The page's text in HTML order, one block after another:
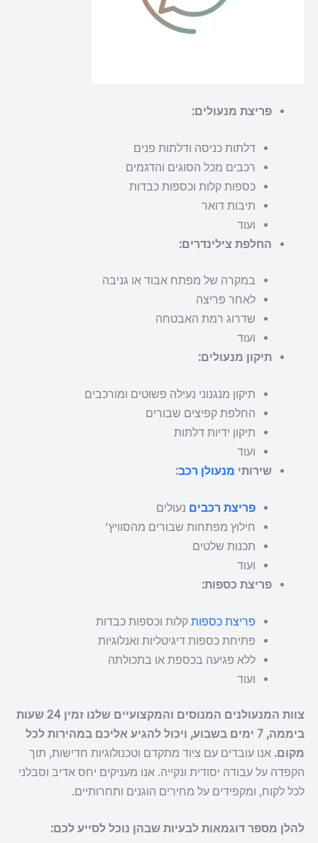
פריצת מנעולים:
דלתות כניסה ודלתות פנים
רכבים מכל הסוגים והדגמים
כספות קלות וכספות כבדות
תיבות דואר
ועוד
החלפת צילינדרים:
במקרה של מפתח אבוד או גניבה
לאחר פריצה
שדרוג רמת האבטחה
ועוד
תיקון מנעולים:
תיקון מנגנוני נעילה פשוטים ומורכבים
החלפת קפיצים שבורים
תיקון ידיות דלתות
ועוד
שירותי מנעולן רכב:
פריצת רכבים נעולים
חילוץ מפתחות שבורים מהסוויץ'
תכנות שלטים
ועוד
פריצת כספות:
פריצת כספות קלות וכספות כבדות
פתיחת כספות דיגיטליות ואנלוגיות
ללא פגיעה בכספת או בתכולתה
ועוד
צוות המנעולנים המנוסים והמקצועיים שלנו זמין 24 שעות
ביממה, 7 ימים בשבוע, ויכול להגיע אליכם במהירות לכל
מקום. אנו עובדים עם ציוד מתקדם וטכנולוגיות חדישות, תוך
הקפדה על עבודה יסודית ונקייה. אנו מעניקים יחס אדיב וסבלני
לכל לקוח, ומקפידים על מחירים הוגנים ותחרותיים.
להלן מספר דוגמאות לבעיות שבהן נוכל לסייע לכם: